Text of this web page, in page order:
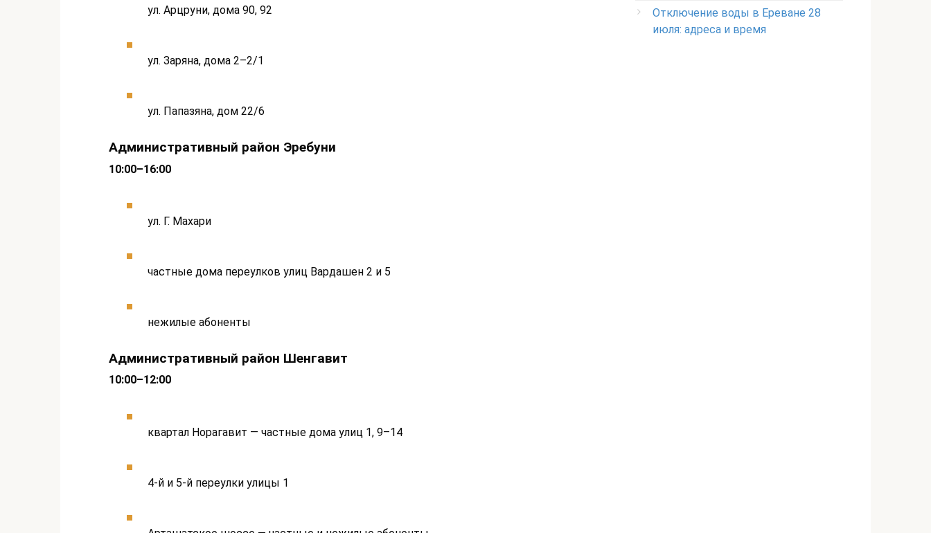
ул. Арцруни, дома 90, 92
ул. Заряна, дома 2–2/1
ул. Папазяна, дом 22/6
Административный район Эребуни
10:00–16:00
ул. Г. Махари
частные дома переулков улиц Вардашен 2 и 5
нежилые абоненты
Административный район Шенгавит
10:00–12:00
квартал Норагавит — частные дома улиц 1, 9–14
4-й и 5-й переулки улицы 1
Отключение воды в Ереване 28
июля: адреса и время